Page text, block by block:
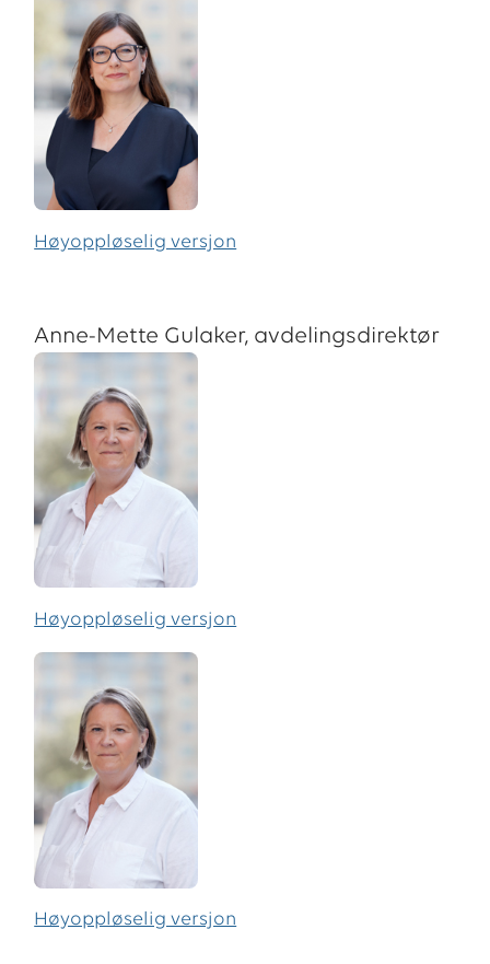
Høyoppløselig versjon
Anne-Mette Gulaker, avdelingsdirektør
Høyoppløselig versjon
Høyoppløselig versjon